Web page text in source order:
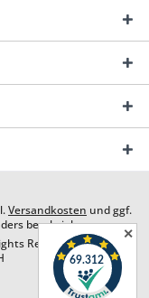
Versandkosten und ggf.
beschrieben
Reserved. Design by
✕